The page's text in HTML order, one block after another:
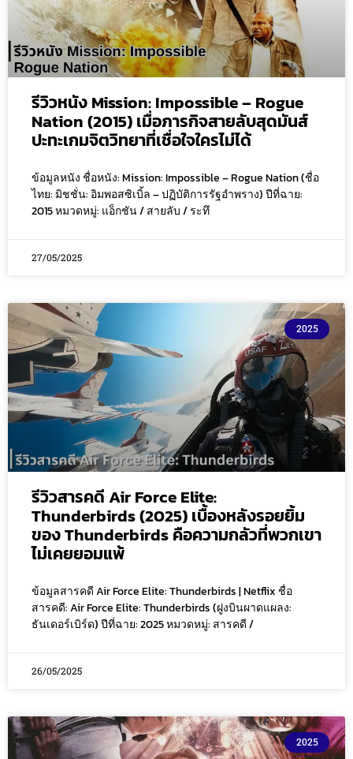
รีวิวหนัง Mission: Impossible – Rogue
Nation (2015) เมื่อภารกิจสายลับสุดมันส์
ปะทะเกมจิตวิทยาที่เชื่อใจใครไม่ได้
ข้อมูลหนัง ชื่อหนัง: Mission: Impossible – Rogue Nation (ชื่อ
ไทย: มิชชั่น: อิมพอสซิเบิ้ล – ปฏิบัติการรัฐอำพราง) ปีที่ฉาย:
2015 หมวดหมู่: แอ็กชัน / สายลับ / ระทึ
27/05/2025
2025
รีวิวสารคดี Air Force Elite:
Thunderbirds (2025) เบื้องหลังรอยยิ้ม
ของ Thunderbirds คือความกลัวที่พวกเขา
ไม่เคยยอมแพ้
ข้อมูลสารคดี Air Force Elite: Thunderbirds | Netflix ชื่อ
สารคดี: Air Force Elite: Thunderbirds (ฝูงบินผาดแผลง:
ธันเดอร์เบิร์ด) ปีที่ฉาย: 2025 หมวดหมู่: สารคดี /
26/05/2025
2025